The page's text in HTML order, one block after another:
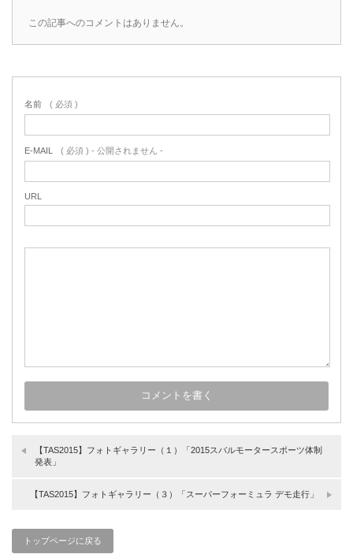
この記事へのコメントはありません。
名前 ( 必須 )
E-MAIL ( 必須 ) - 公開されません -
URL
【TAS2015】フォトギャラリー（１）「2015スバルモータースポーツ体制
発表」
【TAS2015】フォトギャラリー（３）「スーパーフォーミュラ デモ走行」
トップページに戻る